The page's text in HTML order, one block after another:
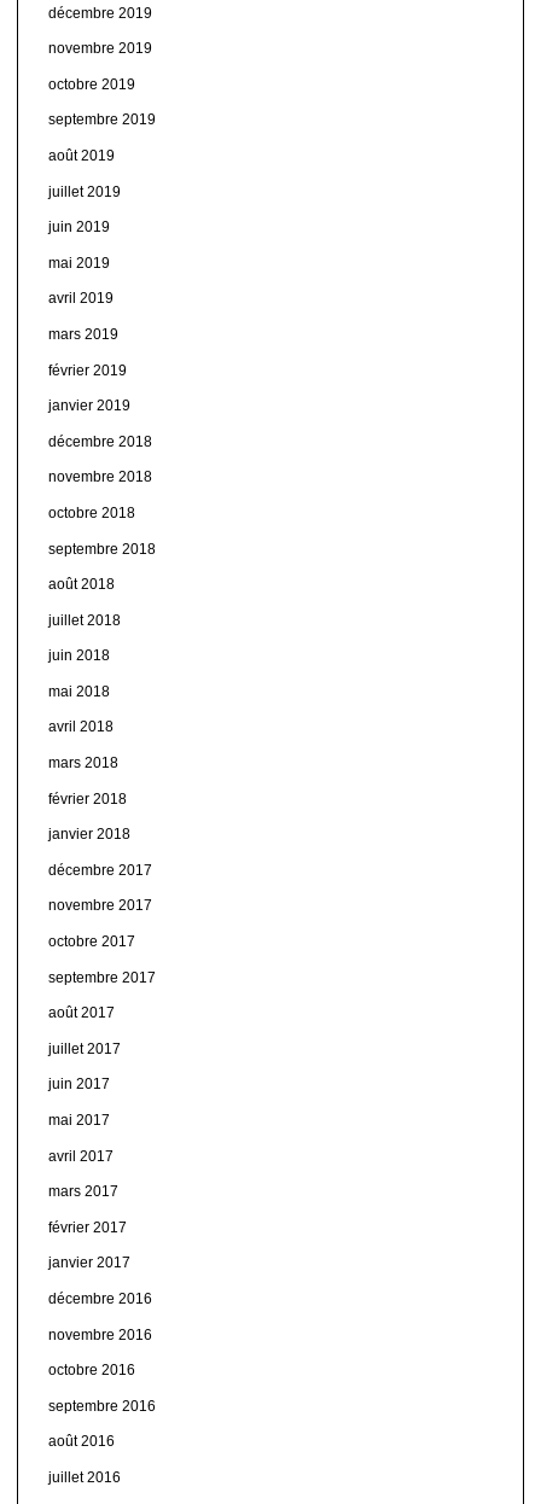
décembre 2019
novembre 2019
octobre 2019
septembre 2019
août 2019
juillet 2019
juin 2019
mai 2019
avril 2019
mars 2019
février 2019
janvier 2019
décembre 2018
novembre 2018
octobre 2018
septembre 2018
août 2018
juillet 2018
juin 2018
mai 2018
avril 2018
mars 2018
février 2018
janvier 2018
décembre 2017
novembre 2017
octobre 2017
septembre 2017
août 2017
juillet 2017
juin 2017
mai 2017
avril 2017
mars 2017
février 2017
janvier 2017
décembre 2016
novembre 2016
octobre 2016
septembre 2016
août 2016
juillet 2016